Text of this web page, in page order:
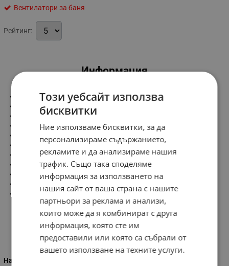
Вентилатори за баня
Рейтинг:
Информация
Размери:
Височина - 150 mm
Ширина - 149mm
Дължина - 56 mm
Напрежение - 220V/50Hz
Обороти - 2500 об/м
Дебит - 60m3/h
Консумирана мощност - 16W
Тегло - 0.370 kg
Характеристики
Напрежение (V)
Този уебсайт използва
бисквитки
Ние използваме бисквитки, за да
персонализираме съдържанието,
рекламите и да анализираме нашия
трафик. Също така споделяме
информация за използването на
нашия сайт от ваша страна с нашите
партньори за реклама и анализи,
които може да я комбинират с друга
информация, която сте им
предоставили или която са събрали от
вашето използване на техните услуги.